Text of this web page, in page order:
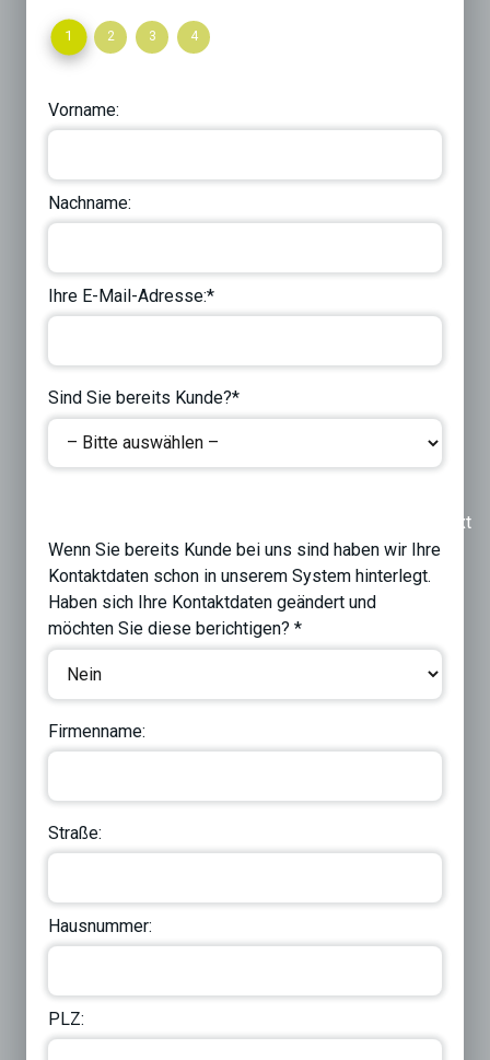
1 2 3 4
Vorname:
Nachname:
Ihre E-Mail-Adresse:*
Sind Sie bereits Kunde?*
Next
Wenn Sie bereits Kunde bei uns sind haben wir Ihre
Kontaktdaten schon in unserem System hinterlegt.
Haben sich Ihre Kontaktdaten geändert und
möchten Sie diese berichtigen? *
Firmenname:
Straße:
Hausnummer:
PLZ: